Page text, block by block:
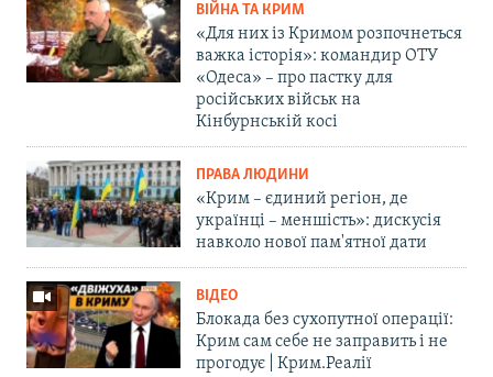
ВІЙНА ТА КРИМ
«Для них із Кримом розпочнеться
важка історія»: командир ОТУ
«Одеса» – про пастку для
російських військ на
Кінбурнській косі
ПРАВА ЛЮДИНИ
«Крим – єдиний регіон, де
українці – меншість»: дискусія
навколо нової пам'ятної дати
ВІДЕО
Блокада без сухопутної операції:
Крим сам себе не заправить і не
прогодує | Крим.Реалії